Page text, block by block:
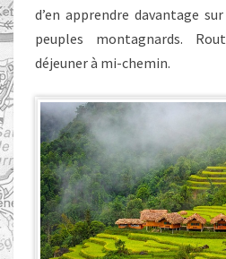
d’en apprendre davantage
peuples montagnards.
déjeuner à mi-chemin.